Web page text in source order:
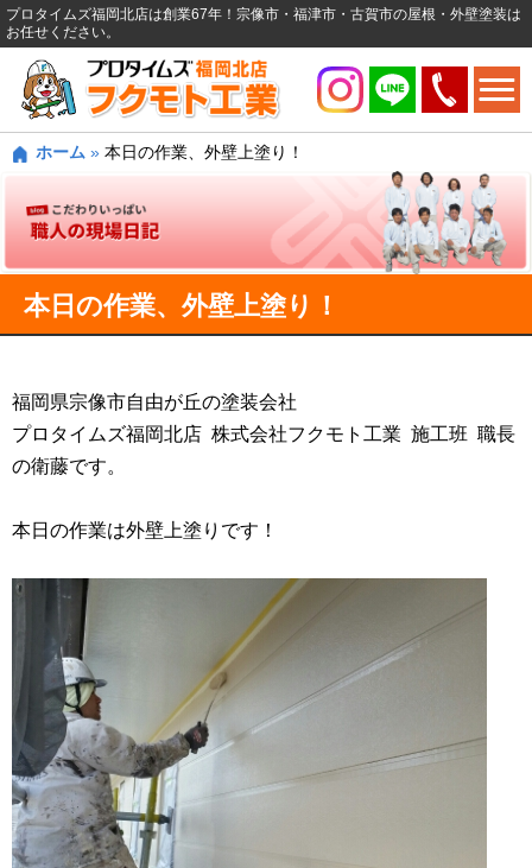
プロタイムズ福岡北店は創業67年！宗像市・福津市・古賀市の屋根・外壁塗装は
お任せください。
ホーム » 本日の作業、外壁上塗り！
本日の作業、外壁上塗り！
福岡県宗像市自由が丘の塗装会社
プロタイムズ福岡北店 株式会社フクモト工業 施工班 職長
の衛藤です。
本日の作業は外壁上塗りです！